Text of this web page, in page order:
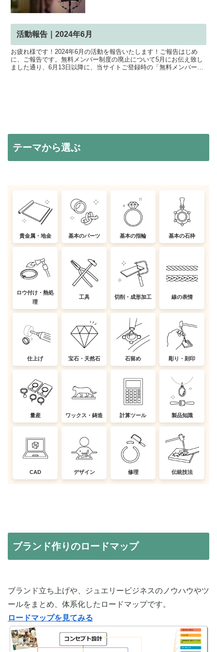
活動報告｜2024年6月
お疲れ様です！2024年6月の活動を報告いたします！ご報告はじめ
に、ご報告です。無料メンバー制度の廃止について5月にお伝え致し
ました通り、6月13日以降に、当サイトご登録時の「無料メンバー」
テーマから選ぶ
貴金属・地金 基本のパーツ 基本の指輪 基本の石枠
ロウ付け・熱処
理
工具 切削・成形加工 線の表情
仕上げ 宝石・天然石 石留め 彫り・刻印
量産 ワックス・鋳造 計算ツール 製品知識
CAD デザイン 修理 伝統技法
ブランド作りのロードマップ
ブランド立ち上げや、ジュエリービジネスのノウハウやツ
ールをまとめ、体系化したロードマップです。
ロードマップを見てみる